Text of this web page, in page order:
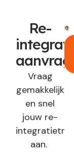
Re-
integratie
Vraag
gemakkelijk
en snel
jouw re-
aan.